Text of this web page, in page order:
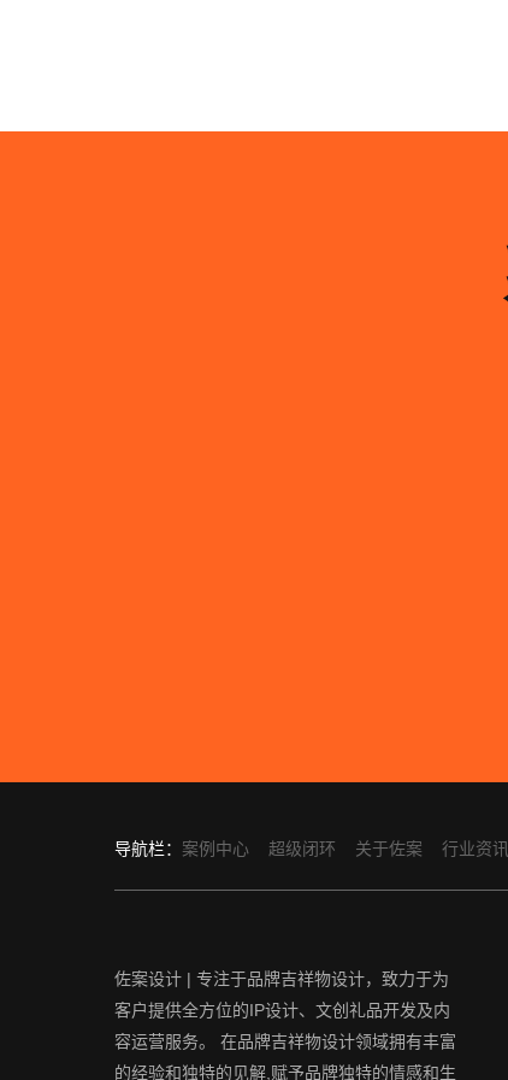
导航栏： 案例中心 超级闭环 关于佐案 行业资讯
佐案设计 | 专注于品牌吉祥物设计，致力于为
客户提供全方位的IP设计、文创礼品开发及内
容运营服务。 在品牌吉祥物设计领域拥有丰富
的经验和独特的见解,赋予品牌独特的情感和生